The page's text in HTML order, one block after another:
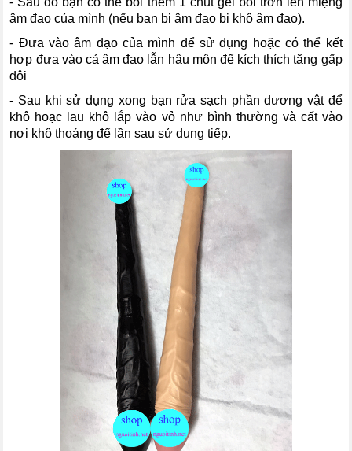
âm đạo của mình (nếu bạn bị âm đạo bị khô âm đạo).
- Đưa vào âm đạo của mình để sử dụng hoặc có thể kết
hợp đưa vào cả âm đạo lẫn hậu môn để kích thích tăng gấp
đôi
- Sau khi sử dụng xong bạn rửa sạch phần dương vật để
khô hoạc lau khô lắp vào vỏ như bình thường và cất vào
nơi khô thoáng để lần sau sử dụng tiếp.